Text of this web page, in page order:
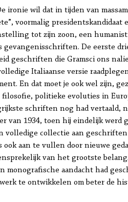
wil dat in tijden van
voormalig presidentskandidaat
tot zijn zoon, een
gevangenisschriften. De eerste
geschriften die Gramsci ons
Italiaanse versie
En dat moet je ook wel zijn,
filosofie, politieke evoluties in
schriften nog had vertaald,
van 1934, toen hij eindelijk werd
volledige collectie aan
aan te vullen door nieuwe
van het grootste
monografische aandacht had
te ontwikkelen om beter de